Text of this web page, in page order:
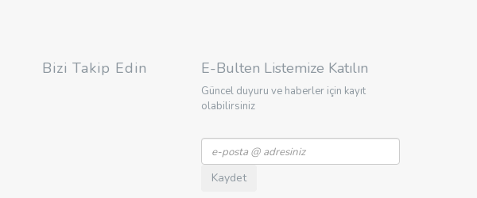
Bizi Takip Edin E-Bulten Listemize Katılın
Güncel duyuru ve haberler için kayıt
olabilirsiniz
Kaydet